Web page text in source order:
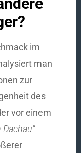
im
man
zur
des
vor einem